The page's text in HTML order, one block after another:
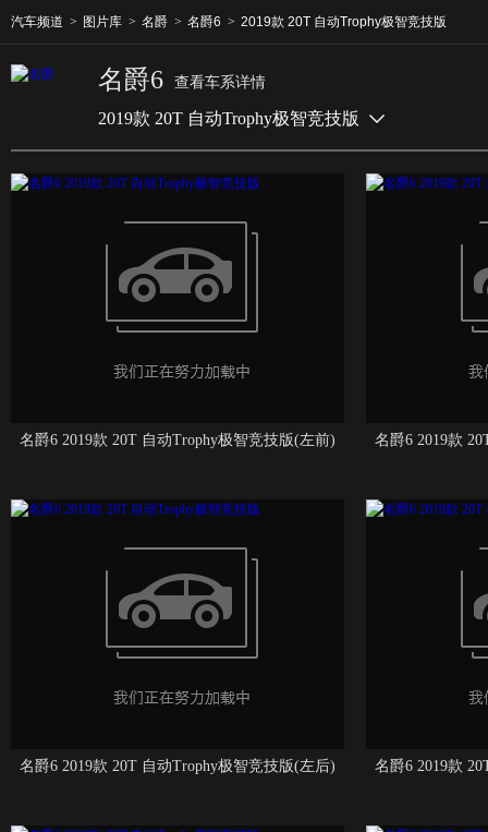
汽车频道 > 图片库 > 名爵 > 名爵6 > 2019款 20T 自动Trophy极智竞技版
名爵6 查看车系详情
2019款 20T 自动Trophy极智竞技版
名爵6 2019款 20T 自动Trophy极智竞技版(左前) 名爵6 2019款
名爵6 2019款 20T 自动Trophy极智竞技版(左后) 名爵6 2019款